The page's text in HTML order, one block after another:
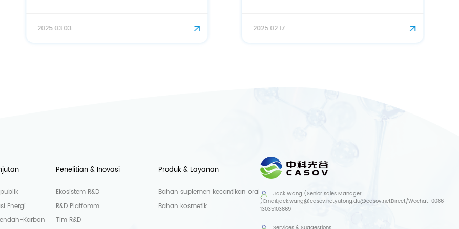
2025.03.03 2025.02.17
Energi
Karbon
Penelitian & Inovasi
Ekosistem R&D
R&D Platfomm
Tim R&D
Produk & Layanan
Bahan suplemen kecantikan oral
Bahan kosmetik
Jack Wang (Senior sales Manager
)Email:jack.wang@casov.netyutong.du@casov.netDirect/Wechat:0086-
13035103869